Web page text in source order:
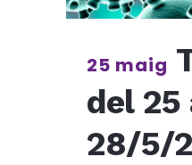
25 maig
del 25
28/5/